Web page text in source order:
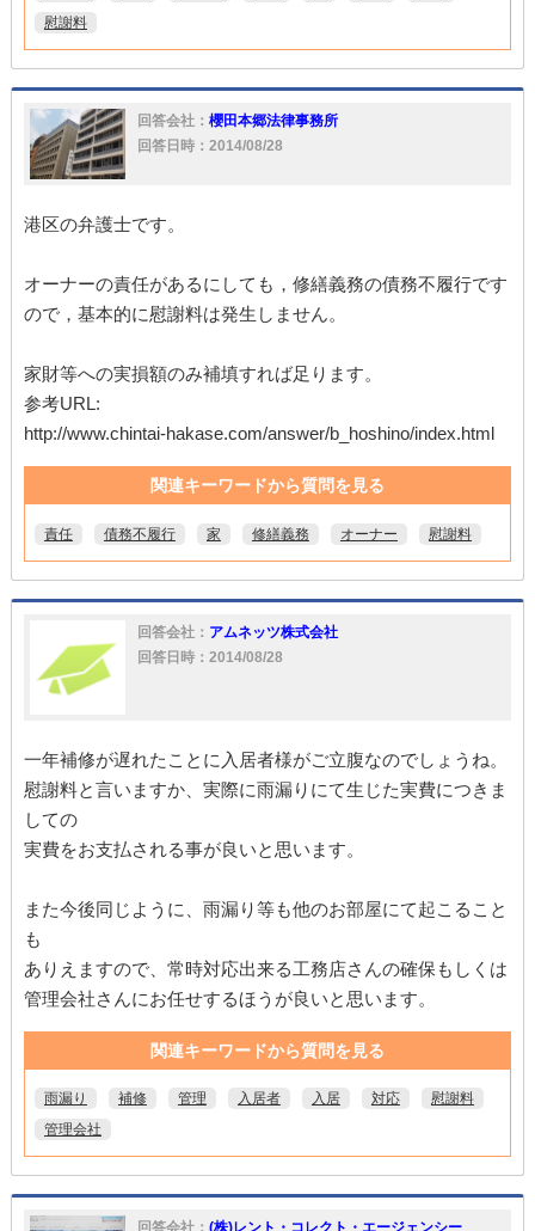
慰謝料
回答会社： 櫻田本郷法律事務所
回答日時：2014/08/28
港区の弁護士です。
オーナーの責任があるにしても，修繕義務の債務不履行です
ので，基本的に慰謝料は発生しません。
家財等への実損額のみ補填すれば足ります。
参考URL:
http://www.chintai-hakase.com/answer/b_hoshino/index.html
関連キーワードから質問を見る
責任 債務不履行 家 修繕義務 オーナー 慰謝料
回答会社： アムネッツ株式会社
回答日時：2014/08/28
一年補修が遅れたことに入居者様がご立腹なのでしょうね。
慰謝料と言いますか、実際に雨漏りにて生じた実費につきま
しての
実費をお支払される事が良いと思います。
また今後同じように、雨漏り等も他のお部屋にて起こること
も
ありえますので、常時対応出来る工務店さんの確保もしくは
管理会社さんにお任せするほうが良いと思います。
関連キーワードから質問を見る
雨漏り 補修 管理 入居者 入居 対応
慰謝料
管理会社
回答会社： (株)レント・コレクト・エージェンシー